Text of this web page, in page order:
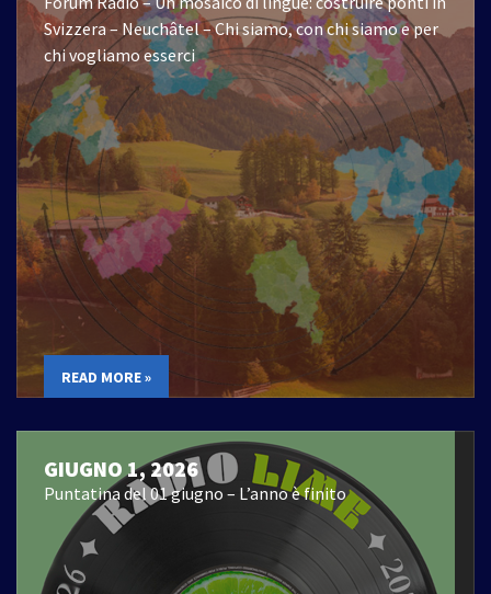
Svizzera – Neuchâtel – Chi siamo, con chi siamo e per
chi vogliamo esserci
READ MORE »
GIUGNO 1, 2026
Puntatina del 01 giugno – L’anno è finito